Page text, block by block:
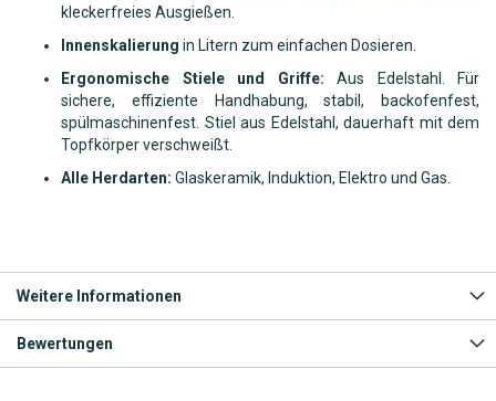
kleckerfreies Ausgießen.
Innenskalierung in Litern zum einfachen Dosieren.
Ergonomische Stiele und Griffe: Aus Edelstahl. Für
sichere, effiziente Handhabung, stabil, backofenfest,
spülmaschinenfest. Stiel aus Edelstahl, dauerhaft mit dem
Topfkörper verschweißt.
Alle Herdarten: Glaskeramik, Induktion, Elektro und Gas.
Weitere Informationen
Bewertungen